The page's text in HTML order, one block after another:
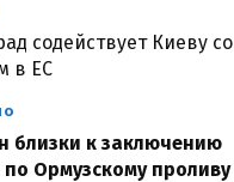
содействует Киеву со
в ЕС
близки к заключению
по Ормузскому проливу